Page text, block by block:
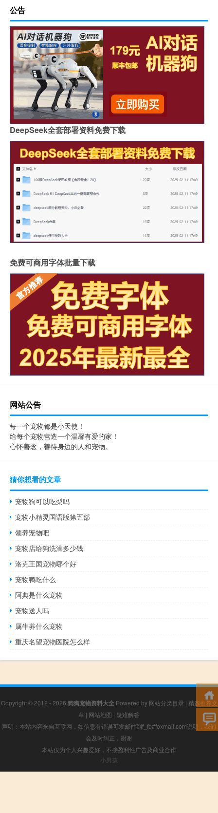
公告
DeepSeek全套部署资料免费下载
免费可商用字体批量下载
网站公告
每一个宠物都是小天使！
给每个宠物营造一个温馨有爱的家！
心怀善念，善待身边的人和宠物。
猜你想看的文章
宠物狗可以吃梨吗
宠物小精灵国语版第五部
领养宠物吧
宠物店给狗洗澡多少钱
洛克王国宠物哪个好
宠物鸭吃什么
阿典是什么宠物
宠物送人吗
属牛养什么宠物
重庆名望宠物医院怎么样
Copyright © 2012 - 2026 狗狗宠物资料大全Powered by 网站分类目录 | 精选推荐文
章 | 网站地图 | 疑难解答
声明：本站内容来自互联网，如信息有错误可发邮件到f_fb#foxmail.com说明，我们
会及时纠正，谢谢
本站仅为个人兴趣爱好，不接盈利性广告及商业合作
小男孩